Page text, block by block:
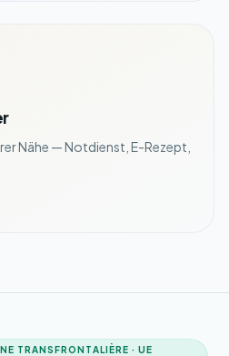
Nähe — Notdienst, E-Rezept,
TRANSFRONTALIÈRE · UE